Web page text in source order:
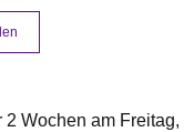
2 Wochen am Freitag,